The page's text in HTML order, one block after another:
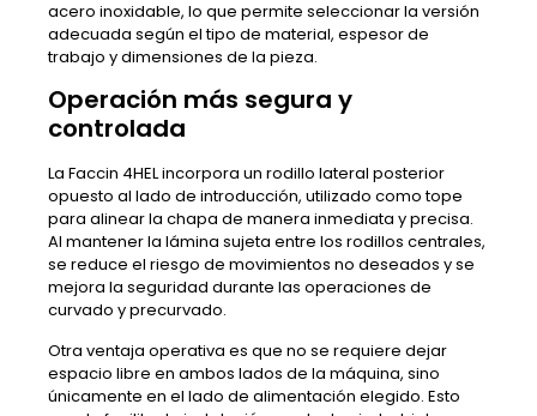
acero inoxidable, lo que permite seleccionar la versión
adecuada según el tipo de material, espesor de
trabajo y dimensiones de la pieza.
Operación más segura y
controlada
La Faccin 4HEL incorpora un rodillo lateral posterior
opuesto al lado de introducción, utilizado como tope
para alinear la chapa de manera inmediata y precisa.
Al mantener la lámina sujeta entre los rodillos centrales,
se reduce el riesgo de movimientos no deseados y se
mejora la seguridad durante las operaciones de
curvado y precurvado.
Otra ventaja operativa es que no se requiere dejar
espacio libre en ambos lados de la máquina, sino
únicamente en el lado de alimentación elegido. Esto